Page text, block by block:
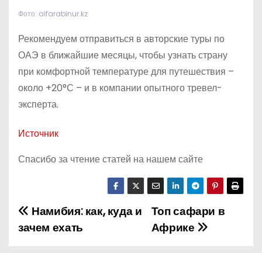
Фото: alfarabinur.kz
Рекомендуем отправиться в авторские туры по
ОАЭ в ближайшие месяцы, чтобы узнать страну
при комфортной температуре для путешествия –
около +20°С – и в компании опытного тревел-
эксперта.
Источник
Спасибо за чтение статей на нашем сайте
Н
Топ сафари в
Африке
Намибия: как, куда и
зачем ехать